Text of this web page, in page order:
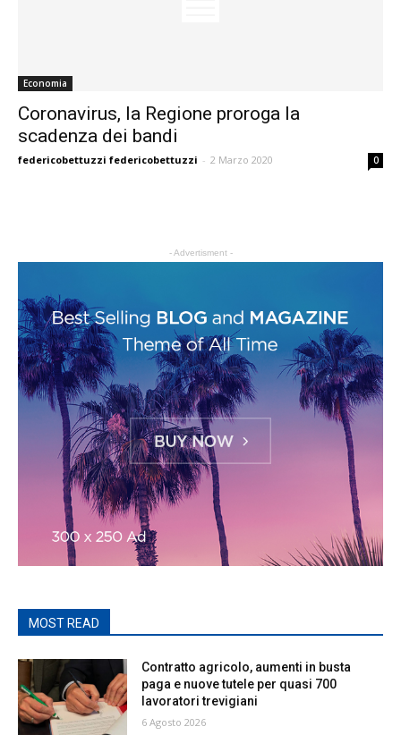
Economia
Coronavirus, la Regione proroga la
scadenza dei bandi
federicobettuzzi federicobettuzzi - 2 Marzo 2020 0
- Advertisment -
MOST READ
Contratto agricolo, aumenti in busta
paga e nuove tutele per quasi 700
lavoratori trevigiani
6 Agosto 2026